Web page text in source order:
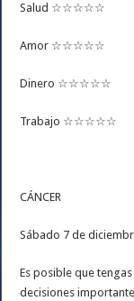
Salud ☆☆☆☆☆
Amor ☆☆☆☆☆
Dinero ☆☆☆☆☆
Trabajo ☆☆☆☆☆
CÁNCER
Sábado 7 de
Es posible que
decisiones